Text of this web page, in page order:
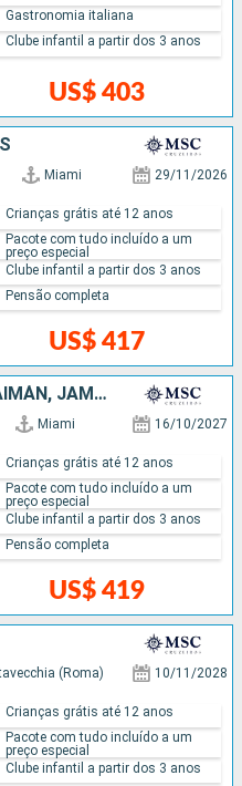
US$ 403
Gastronomia italiana
Clube infantil a partir dos 3 anos
Miami 29/11/2026
US$ 417
Crianças grátis até 12 anos
Pacote com tudo incluído a um
preço especial
Clube infantil a partir dos 3 anos
Pensão completa
ESTADOS UNIDOS, ISLAS CAIMÁN, JAMAICA
Miami 16/10/2027
US$ 419
Crianças grátis até 12 anos
Pacote com tudo incluído a um
preço especial
Clube infantil a partir dos 3 anos
Pensão completa
(Roma) 10/11/2028
Crianças grátis até 12 anos
Pacote com tudo incluído a um
preço especial
Clube infantil a partir dos 3 anos